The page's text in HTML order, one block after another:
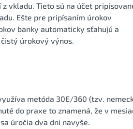
vkladu. Tieto sú na účet
Ešte pre pripísaním úrokov
banky automaticky sťahujú a
úrokový výnos.
metóda 30E/360 (tzv.
do praxe to znamená, že v
úročia dva dni navyše.